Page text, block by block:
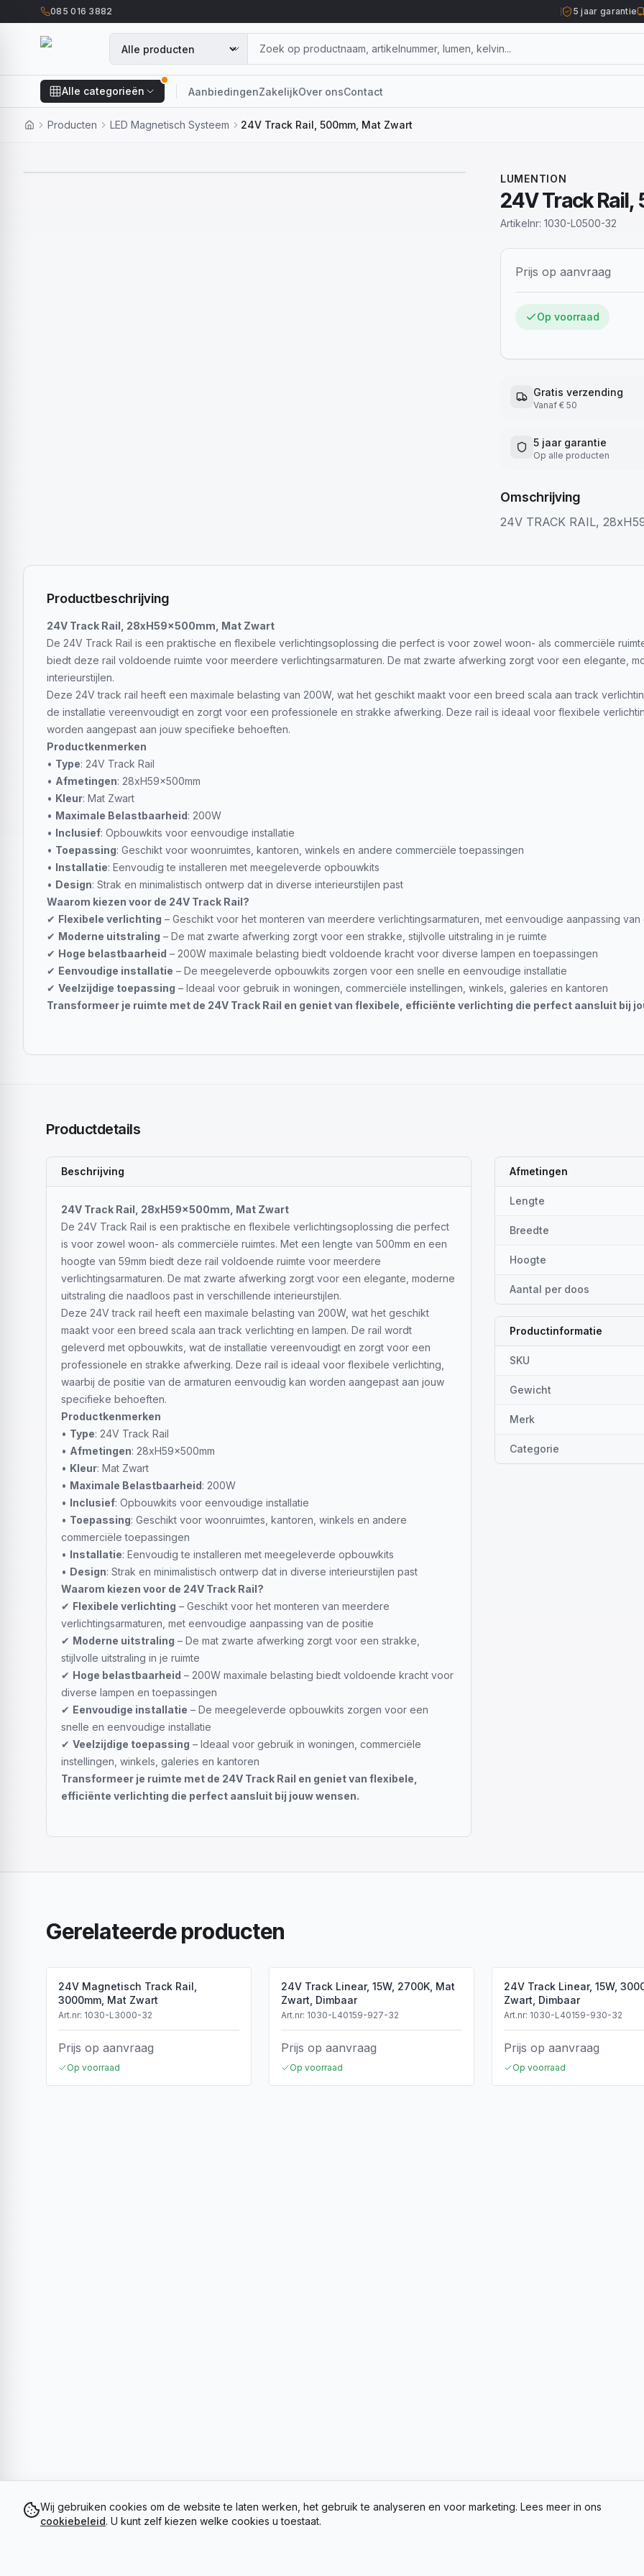
085 016 3882 5 jaar garantie
Alle categorieën AanbiedingenZakelijkOver onsContact
Producten LED Magnetisch Systeem 24V Track Rail, 500mm, Mat Zwart
LUMENTION
24V Track
Artikelnr: 1030-L0500-32
Prijs op aanvraag
Op voorraad
Gratis verzending
Vanaf € 50
5 jaar garantie
Op alle producten
Omschrijving
24V TRACK RAIL,
Productbeschrijving
24V Track Rail, 28xH59x500mm, Mat Zwart
De 24V Track Rail is een praktische en flexibele verlichtingsoplossing die perfect is voor zowel woon- als commerciële
biedt deze rail voldoende ruimte voor meerdere verlichtingsarmaturen. De mat zwarte afwerking zorgt voor een elegante,
interieurstijlen.
Deze 24V track rail heeft een maximale belasting van 200W, wat het geschikt maakt voor een breed scala aan track
de installatie vereenvoudigt en zorgt voor een professionele en strakke afwerking. Deze rail is ideaal voor flexibele
worden aangepast aan jouw specifieke behoeften.
Productkenmerken
• Type: 24V Track Rail
• Afmetingen: 28xH59x500mm
• Kleur: Mat Zwart
• Maximale Belastbaarheid: 200W
• Inclusief: Opbouwkits voor eenvoudige installatie
• Toepassing: Geschikt voor woonruimtes, kantoren, winkels en andere commerciële toepassingen
• Installatie: Eenvoudig te installeren met meegeleverde opbouwkits
• Design: Strak en minimalistisch ontwerp dat in diverse interieurstijlen past
Waarom kiezen voor de 24V Track Rail?
✔ Flexibele verlichting – Geschikt voor het monteren van meerdere verlichtingsarmaturen, met eenvoudige aanpassing van
✔ Moderne uitstraling – De mat zwarte afwerking zorgt voor een strakke, stijlvolle uitstraling in je ruimte
✔ Hoge belastbaarheid – 200W maximale belasting biedt voldoende kracht voor diverse lampen en toepassingen
✔ Eenvoudige installatie – De meegeleverde opbouwkits zorgen voor een snelle en eenvoudige installatie
✔ Veelzijdige toepassing – Ideaal voor gebruik in woningen, commerciële instellingen, winkels, galeries en kantoren
Transformeer je ruimte met de 24V Track Rail en geniet van flexibele, efficiënte verlichting die perfect aansluit bij
Productdetails
Beschrijving
24V Track Rail, 28xH59x500mm, Mat Zwart
De 24V Track Rail is een praktische en flexibele verlichtingsoplossing die perfect
is voor zowel woon- als commerciële ruimtes. Met een lengte van 500mm en een
hoogte van 59mm biedt deze rail voldoende ruimte voor meerdere
verlichtingsarmaturen. De mat zwarte afwerking zorgt voor een elegante, moderne
uitstraling die naadloos past in verschillende interieurstijlen.
Deze 24V track rail heeft een maximale belasting van 200W, wat het geschikt
maakt voor een breed scala aan track verlichting en lampen. De rail wordt
geleverd met opbouwkits, wat de installatie vereenvoudigt en zorgt voor een
professionele en strakke afwerking. Deze rail is ideaal voor flexibele verlichting,
waarbij de positie van de armaturen eenvoudig kan worden aangepast aan jouw
specifieke behoeften.
Productkenmerken
• Type: 24V Track Rail
• Afmetingen: 28xH59x500mm
• Kleur: Mat Zwart
• Maximale Belastbaarheid: 200W
• Inclusief: Opbouwkits voor eenvoudige installatie
• Toepassing: Geschikt voor woonruimtes, kantoren, winkels en andere
commerciële toepassingen
• Installatie: Eenvoudig te installeren met meegeleverde opbouwkits
• Design: Strak en minimalistisch ontwerp dat in diverse interieurstijlen past
Waarom kiezen voor de 24V Track Rail?
✔ Flexibele verlichting – Geschikt voor het monteren van meerdere
verlichtingsarmaturen, met eenvoudige aanpassing van de positie
✔ Moderne uitstraling – De mat zwarte afwerking zorgt voor een strakke,
stijlvolle uitstraling in je ruimte
✔ Hoge belastbaarheid – 200W maximale belasting biedt voldoende kracht voor
diverse lampen en toepassingen
✔ Eenvoudige installatie – De meegeleverde opbouwkits zorgen voor een
snelle en eenvoudige installatie
✔ Veelzijdige toepassing – Ideaal voor gebruik in woningen, commerciële
instellingen, winkels, galeries en kantoren
Transformeer je ruimte met de 24V Track Rail en geniet van flexibele,
efficiënte verlichting die perfect aansluit bij jouw wensen.
Afmetingen
Lengte
Breedte
Hoogte
Aantal per doos
Productinformatie
SKU
Gewicht
Merk
Categorie
Gerelateerde producten
24V Magnetisch Track Rail,
3000mm, Mat Zwart
Art.nr: 1030-L3000-32
Prijs op aanvraag
Op voorraad
24V Track Linear, 15W, 2700K, Mat
Zwart, Dimbaar
Art.nr: 1030-L40159-927-32
Prijs op aanvraag
Op voorraad
24V Track Linear, 15W,
Zwart, Dimbaar
Art.nr: 1030-L40159-930-32
Prijs op aanvraag
Op voorraad
Wij gebruiken cookies om de website te laten werken, het gebruik te analyseren en voor marketing. Lees meer in ons
cookiebeleid. U kunt zelf kiezen welke cookies u toestaat.